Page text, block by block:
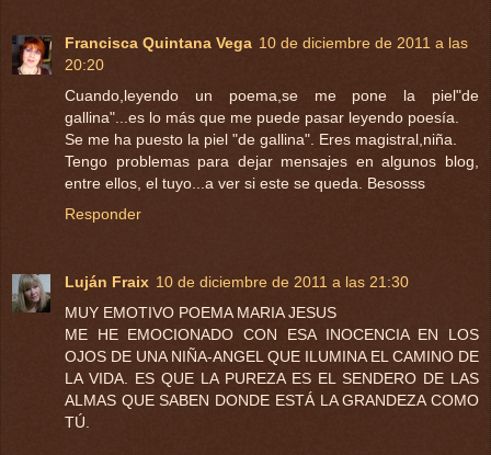
Francisca Quintana Vega 10 de diciembre de 2011 a las
20:20
Cuando,leyendo un poema,se me pone la piel"de
gallina"...es lo más que me puede pasar leyendo poesía.
Se me ha puesto la piel "de gallina". Eres magistral,niña.
Tengo problemas para dejar mensajes en algunos blog,
entre ellos, el tuyo...a ver si este se queda. Besosss
Responder
Luján Fraix 10 de diciembre de 2011 a las 21:30
MUY EMOTIVO POEMA MARIA JESUS
ME HE EMOCIONADO CON ESA INOCENCIA EN LOS
OJOS DE UNA NIÑA-ANGEL QUE ILUMINA EL CAMINO DE
LA VIDA. ES QUE LA PUREZA ES EL SENDERO DE LAS
ALMAS QUE SABEN DONDE ESTÁ LA GRANDEZA COMO
TÚ.